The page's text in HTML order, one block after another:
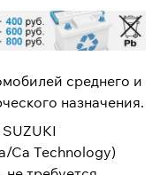
среднего и
назначения.
Ca Technology)